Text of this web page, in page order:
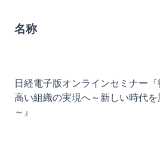
名称
日経電子版オンラインセミナー
高い組織の実現へ～新しい時代
～』